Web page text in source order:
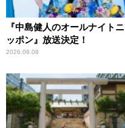
『中島健人のオールナイトニ
ッポン』放送決定！
2026.08.08